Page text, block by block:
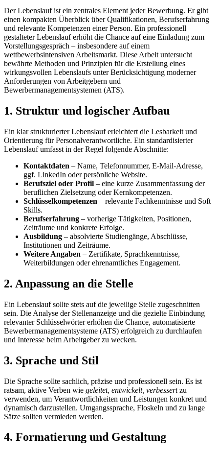
Der Lebenslauf ist ein zentrales Element jeder Bewerbung. Er gibt
einen kompakten Überblick über Qualifikationen, Berufserfahrung
und relevante Kompetenzen einer Person. Ein professionell
gestalteter Lebenslauf erhöht die Chance auf eine Einladung zum
Vorstellungsgespräch – insbesondere auf einem
wettbewerbsintensiven Arbeitsmarkt. Diese Arbeit untersucht
bewährte Methoden und Prinzipien für die Erstellung eines
wirkungsvollen Lebenslaufs unter Berücksichtigung moderner
Anforderungen von Arbeitgebern und
Bewerbermanagementsystemen (ATS).
1. Struktur und logischer Aufbau
Ein klar strukturierter Lebenslauf erleichtert die Lesbarkeit und
Orientierung für Personalverantwortliche. Ein standardisierter
Lebenslauf umfasst in der Regel folgende Abschnitte:
Kontaktdaten – Name, Telefonnummer, E-Mail-Adresse,
ggf. LinkedIn oder persönliche Website.
Berufsziel oder Profil – eine kurze Zusammenfassung der
beruflichen Zielsetzung oder Kernkompetenzen.
Schlüsselkompetenzen – relevante Fachkenntnisse und Soft
Skills.
Berufserfahrung – vorherige Tätigkeiten, Positionen,
Zeiträume und konkrete Erfolge.
Ausbildung – absolvierte Studiengänge, Abschlüsse,
Institutionen und Zeiträume.
Weitere Angaben – Zertifikate, Sprachkenntnisse,
Weiterbildungen oder ehrenamtliches Engagement.
2. Anpassung an die Stelle
Ein Lebenslauf sollte stets auf die jeweilige Stelle zugeschnitten
sein. Die Analyse der Stellenanzeige und die gezielte Einbindung
relevanter Schlüsselwörter erhöhen die Chance, automatisierte
Bewerbermanagementsysteme (ATS) erfolgreich zu durchlaufen
und Interesse beim Arbeitgeber zu wecken.
3. Sprache und Stil
Die Sprache sollte sachlich, präzise und professionell sein. Es ist
ratsam, aktive Verben wie geleitet, entwickelt, verbessertzu
verwenden, um Verantwortlichkeiten und Leistungen konkret und
dynamisch darzustellen. Umgangssprache, Floskeln und zu lange
Sätze sollten vermieden werden.
4. Formatierung und Gestaltung